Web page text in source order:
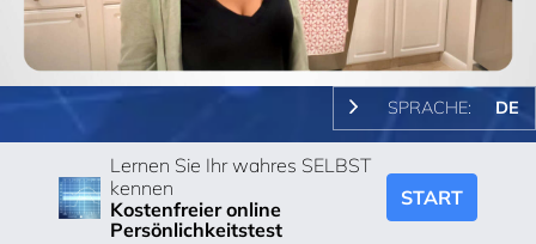
Video
SPRACHE: DE
Lernen Sie Ihr wahres SELBST
kennen
Kostenfreier online
Persönlichkeitstest
START